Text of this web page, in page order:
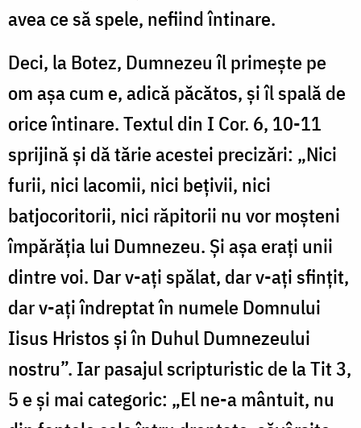
avea ce să spele, nefiind întinare.
Deci, la Botez, Dumnezeu îl primește pe
om așa cum e, adică păcătos, și îl spală de
orice întinare. Textul din I Cor. 6, 10-11
sprijină și dă tărie acestei precizări: „Nici
furii, nici lacomii, nici beţivii, nici
batjocoritorii, nici răpitorii nu vor moşteni
împărăţia lui Dumnezeu. Şi aşa eraţi unii
dintre voi. Dar v-aţi spălat, dar v-aţi sfinţit,
dar v-aţi îndreptat în numele Domnului
Iisus Hristos şi în Duhul Dumnezeului
nostru”. Iar pasajul scripturistic de la Tit 3,
5 e și mai categoric: „El ne-a mântuit, nu